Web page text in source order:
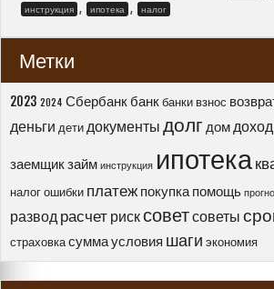
за
пошаговая
инструкция
список
необходимых
документов”
инструкция , ипотека , налог
Метки
2023 2024 Сбербанкбанкбанки взнос
деньги детидокументы долг домдоход
заемщикзайм инструкция ипотека
налогошибки платеж покупка помощь
развод расчет рисксоветсоветы
страховкасуммаусловия шаги экономия